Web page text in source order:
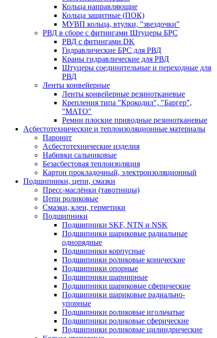
Кольца направляющие
Кольца защитные (ПОК)
МУВП кольца, втулки, "звездочки"
РВД в сборе с фитингами Штуцеры БРС
РВД с фитингами DK
Гидравлические БРС для РВД
Краны гидравлические для РВД
Штуцеры соединительные и переходные для
РВД
Ленты конвейерные
Ленты конвейерные резинотканевые
Крепления типа "Крокодил", "Баргер",
"МАТО"
Ремни плоские приводные резинотканевые
Асбестотехнические и теплоизоляционные материалы
Паронит
Асбестотехнические изделия
Набивки сальниковые
Безасбестовая теплоизоляция
Картон прокладочный, электроизоляционный
Подшипники, цепи, смазки
Пресс-маслёнки (тавотницы)
Цепи роликовые
Смазки, клеи, герметики
Подшипники
Подшипники SKF, NTN и NSK
Подшипники шариковые радиальные
однорядные
Подшипники корпусные
Подшипники роликовые конические
Подшипники опорные
Подшипники шарнирные
Подшипники шариковые сферические
Подшипники шариковые радиально-
упорные
Подшипники роликовые игольчатые
Подшипники роликовые сферические
Подшипники роликовые цилиндрические